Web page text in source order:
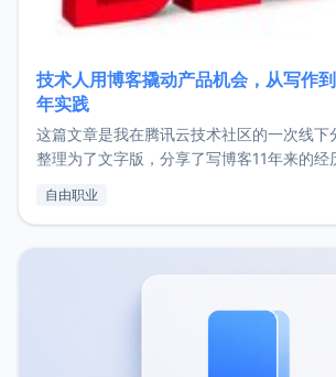
技术人用博客撬动产品机会，从写作
年实践
这篇文章是我在腾讯云技术社区的一次线下
整理为了文字版，分享了写博客11年来的经
了我的首个产品ImgURL的真实数据和产品
自由职业